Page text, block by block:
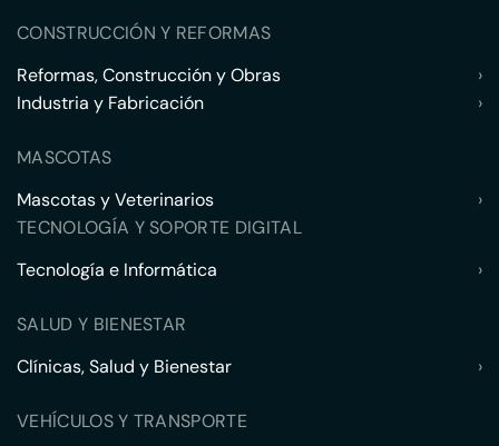
CONSTRUCCIÓN Y REFORMAS
Reformas, Construcción y Obras
›
Industria y Fabricación
›
MASCOTAS
Mascotas y Veterinarios
›
TECNOLOGÍA Y SOPORTE DIGITAL
Tecnología e Informática
›
SALUD Y BIENESTAR
Clínicas, Salud y Bienestar
›
VEHÍCULOS Y TRANSPORTE